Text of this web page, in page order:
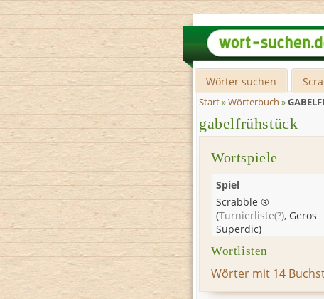
Wörter suchen
Start»Wörterbuch »
gabelfrühstück
Wortspiele
Spiel
Scrabble ®
(Turnierliste(?), Geros
Superdic)
Wortlisten
Wörter mit 14